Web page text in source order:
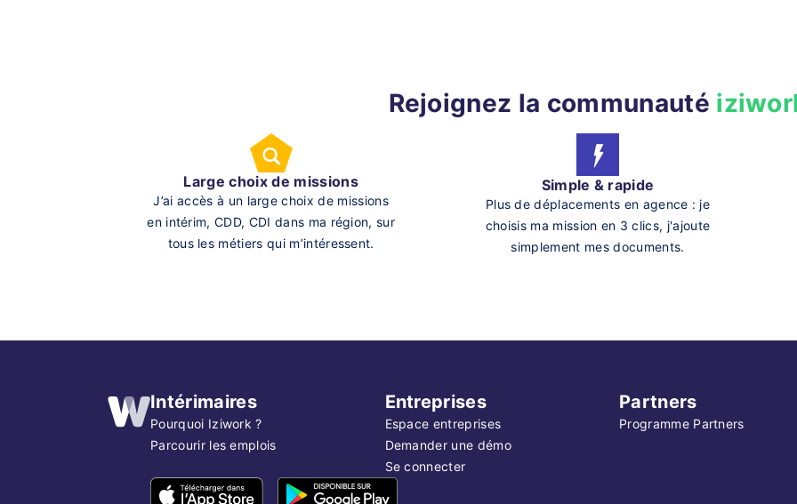
Rejoignez la communauté
Large choix de missions
J’ai accès à un large choix de missions
en intérim, CDD, CDI dans ma région, sur
tous les métiers qui m’intéressent.
Simple & rapide
Plus de déplacements en agence : je
choisis ma mission en 3 clics, j'ajoute
simplement mes documents.
Intérimaires
Pourquoi Iziwork ?
Parcourir les emplois
Entreprises
Espace entreprises
Demander une démo
Se connecter
Partners
Programme Partners